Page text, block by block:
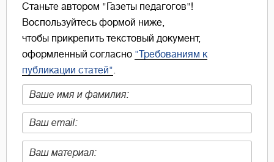
Станьте автором "Газеты педагогов"!
Воспользуйтесь формой ниже,
чтобы прикрепить текстовый документ,
оформленный согласно "Требованиям к
публикации статей".